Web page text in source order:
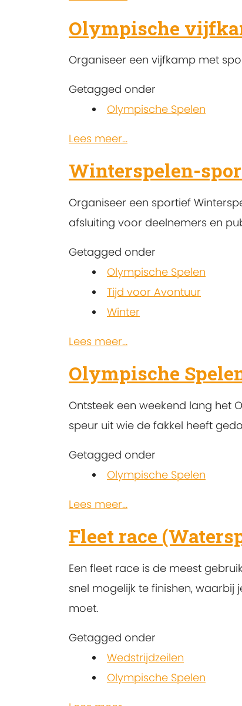
Olympische
Organiseer een vijfkamp met
Getagged onder
Olympische Spelen
Lees meer...
Winterspelen-
Organiseer een sportief
afsluiting voor deelnemers en
Getagged onder
Olympische Spelen
Tijd voor Avontuur
Winter
Lees meer...
Olympische
Ontsteek een weekend lang het
speur uit wie de fakkel heeft
Getagged onder
Olympische Spelen
Lees meer...
Fleet race
Een fleet race is de meest
snel mogelijk te finishen,
moet.
Getagged onder
Wedstrijdzeilen
Olympische Spelen